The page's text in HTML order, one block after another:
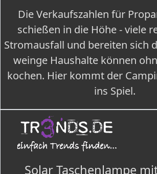
Die Verkaufszahlen für
schießen in die Höhe - viele
Stromausfall und bereiten sich
weinge Haushalte können
kochen. Hier kommt der
ins Spiel.
Solar Taschenlampe